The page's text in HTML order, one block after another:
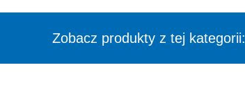
Zobacz produkty z tej kategorii: